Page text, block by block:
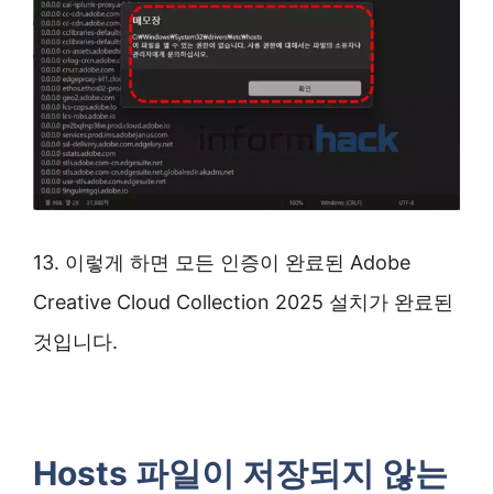
13. 이렇게 하면 모든 인증이 완료된 Adobe
Creative Cloud Collection 2025 설치가 완료된
것입니다.
Hosts 파일이 저장되지 않는